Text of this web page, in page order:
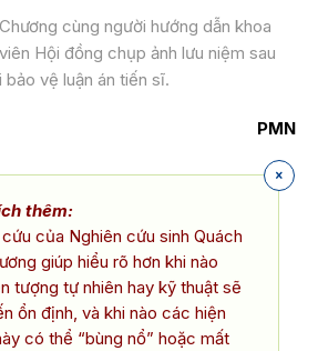
cùng người hướng dẫn khoa
Hội đồng chụp ảnh lưu niệm sau
bảo vệ luận án tiến sĩ.
PMN
thêm:
của Nghiên cứu sinh Quách
giúp hiểu rõ hơn khi nào
tượng tự nhiên hay kỹ thuật sẽ
ổn định, và khi nào các hiện
có thể “bùng nổ” hoặc mất